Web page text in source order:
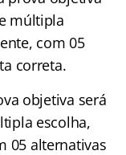
múltipla
com 05
correta.
objetiva será
escolha,
05 alternativas